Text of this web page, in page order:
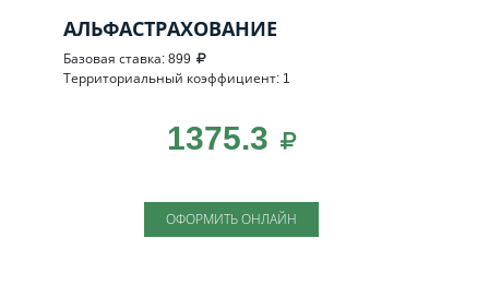
АЛЬФАСТРАХОВАНИЕ
Базовая ставка: 899
Территориальный коэффициент: 1
1375.3
ОФОРМИТЬ ОНЛАЙН